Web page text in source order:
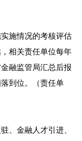
施情况的考核评估
相关责任单位每年
融监管局汇总后报
到位。（责任单
、金融人才引进、